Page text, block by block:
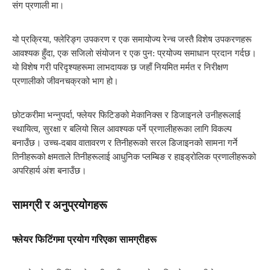
संग प्रणाली मा।
यो प्रक्रिया, फ्लेरिङ्ग उपकरण र एक समायोज्य रेन्च जस्तै विशेष उपकरणहरू
आवश्यक हुँदा, एक सजिलो संयोजन र एक पुन: प्रयोज्य समाधान प्रदान गर्दछ।
यो विशेष गरी परिदृश्यहरूमा लाभदायक छ जहाँ नियमित मर्मत र निरीक्षण
प्रणालीको जीवनचक्रको भाग हो।
छोटकरीमा भन्नुपर्दा, फ्लेयर फिटिङको मेकानिक्स र डिजाइनले उनीहरूलाई
स्थायित्व, सुरक्षा र बलियो सिल आवश्यक पर्ने प्रणालीहरूका लागि विकल्प
बनाउँछ। उच्च-दबाव वातावरण र तिनीहरूको सरल डिजाइनको सामना गर्ने
तिनीहरूको क्षमताले तिनीहरूलाई आधुनिक प्लम्बिङ र हाइड्रोलिक प्रणालीहरूको
अपरिहार्य अंश बनाउँछ।
सामग्री र अनुप्रयोगहरू
फ्लेयर फिटिंगमा प्रयोग गरिएका सामग्रीहरू